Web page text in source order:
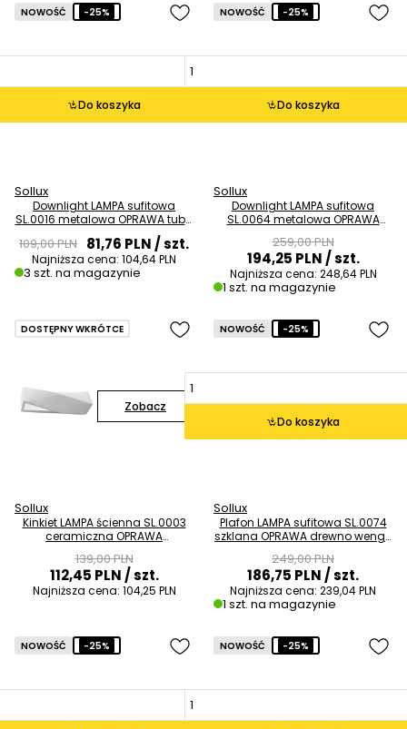
Do koszyka
NOWOŚĆ -25%
Sollux
Downlight LAMPA sufitowa
SL.0016 metalowa OPRAWA tuba
109,00 PLN 81,76 PLN/ szt.
Najniższa cena: 104,64 PLN
3 szt. na magazynie
Do koszyka
NOWOŚĆ -25%
Sollux
Downlight LAMPA sufitowa
SL.0064 metalowa OPRAWA
259,00 PLN
194,25 PLN/ szt.
Najniższa cena: 248,64 PLN
1 szt. na magazynie
Zobacz
DOSTĘPNY WKRÓTCE
Sollux
Kinkiet LAMPA ścienna SL.0003
ceramiczna OPRAWA
139,00 PLN
112,45 PLN/ szt.
Najniższa cena: 104,25 PLN
Do koszyka
NOWOŚĆ -25%
Sollux
Plafon LAMPA sufitowa SL.0074
szklana OPRAWA drewno wenge
249,00 PLN
186,75 PLN/ szt.
Najniższa cena: 239,04 PLN
1 szt. na magazynie
NOWOŚĆ -25% NOWOŚĆ -25%